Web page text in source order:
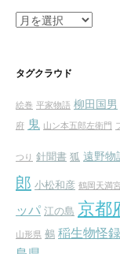
ア
イ
タグクラウド
絵巻 平家物語 柳田国男
府 鬼 山ン本五郎左衛門
つり 針聞書 狐 遠野物
郎 小松和彦 鶴岡天満
ッパ 江の島 京都
山形県 鵺 稲生物怪録